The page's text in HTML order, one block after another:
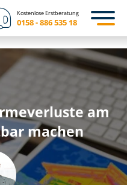
Kostenlose Erstberatung
0158 - 886 535 18
am
machen